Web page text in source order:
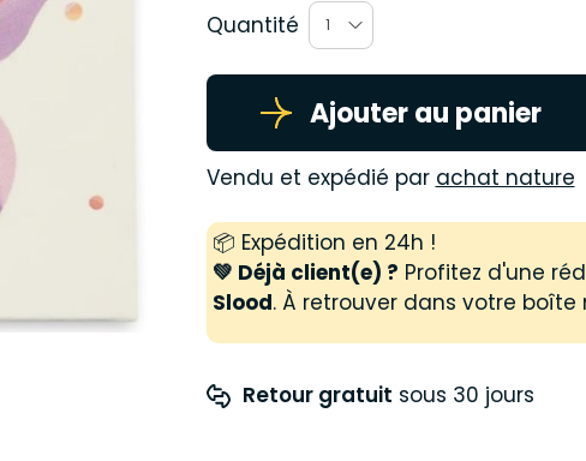
Quantité 1
Ajouter au panier
Vendu et expédié par achat nature
📦 Expédition en 24h !
💚 Déjà client(e) ? Profitez d'une
Slood. À retrouver dans votre boîte
Retour gratuit sous 30 jours